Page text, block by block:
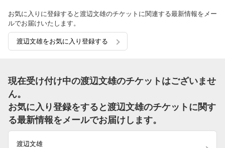
お気に入りに登録すると渡辺文雄のチケットに関連する最新情報をメー
ルでお届けいたします。
渡辺文雄をお気に入り登録する
現在受け付け中の渡辺文雄のチケットはございませ
ん。
お気に入り登録をすると渡辺文雄のチケットに関す
る最新情報をメールでお届けします。
渡辺文雄